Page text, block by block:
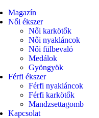
Magazín
Női ékszer
Női karkötők
Női nyakláncok
Női fülbevaló
Medálok
Gyöngyök
Férfi ékszer
Férfi nyakláncok
Férfi karkötők
Mandzsettagomb
Kapcsolat